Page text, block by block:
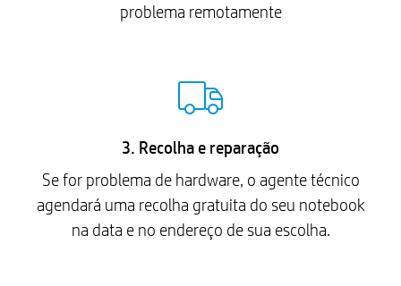
problema remotamente
3. Recolha e reparação
Se for problema de hardware, o agente técnico
agendará uma recolha gratuita do seu notebook
na data e no endereço de sua escolha.